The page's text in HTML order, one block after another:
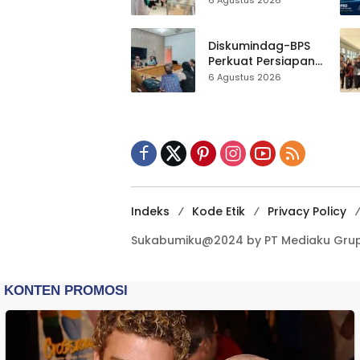
Hampir 500 Koleksi
Dipisahkan
Diskumindag-BPS
Perkuat Persiapan
Sensus Ekonomi,
6 Agustus 2026
Indeks Kode Etik Privacy Policy
Sukabumiku@2024 by PT Mediaku